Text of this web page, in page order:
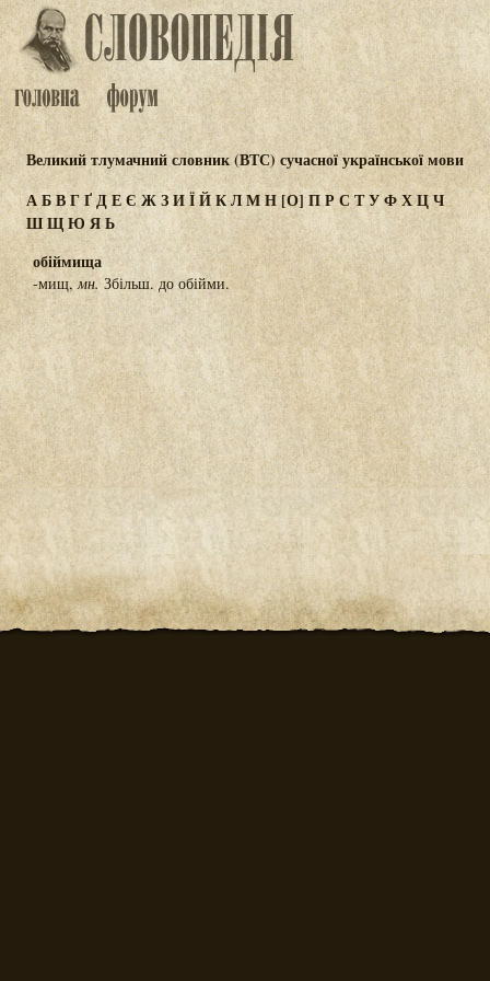
Великий тлумачний словник (ВТС) сучасної української мови
АБВГҐДЕЄ ЖЗИЇЙКЛМН[О] ПР СТУФХЦЧ
ШЩЮЯЬ
обіймища
-мищ,мн. Збільш. до обійми.